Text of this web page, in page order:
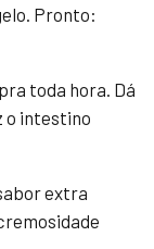
Pronto:
toda hora. Dá
o intestino
extra